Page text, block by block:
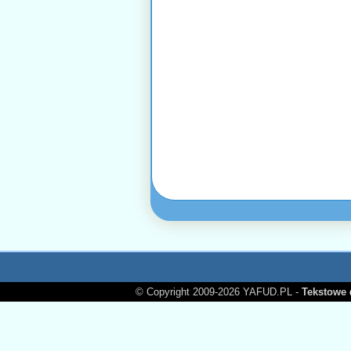
© Copyright 2009-2026 YAFUD.PL - Tekstowe